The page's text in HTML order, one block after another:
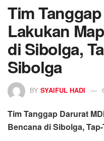
Tim
Lakukan
di Sibolga,
Sibolga
BY SYAIFUL HADI
Tim Tanggap Darurat
Bencana di Sibolga,